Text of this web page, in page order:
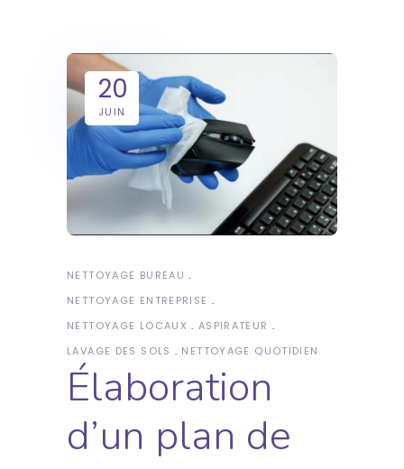
20
JUIN
NETTOYAGE BUREAU
NETTOYAGE ENTREPRISE
NETTOYAGE LOCAUX
ASPIRATEUR
LAVAGE DES SOLS
NETTOYAGE QUOTIDIEN
Élaboration
d’un plan de